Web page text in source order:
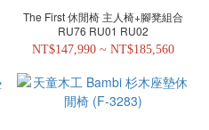
The First 休閒椅 主人椅+腳凳組合
RU76 RU01 RU02
NT$147,990 ~ NT$185,560